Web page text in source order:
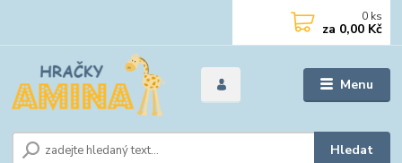
Menu
Hledat
0 ks
za 0,00 Kč